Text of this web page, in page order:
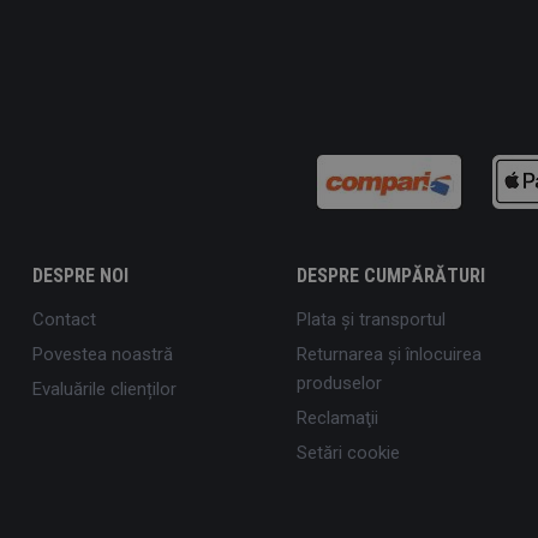
DESPRE NOI
Contact
Povestea noastră
Evaluările clienților
DESPRE CUMPĂRĂTURI
Plata şi transportul
Returnarea și înlocuirea
produselor
Reclamaţii
Setări cookie